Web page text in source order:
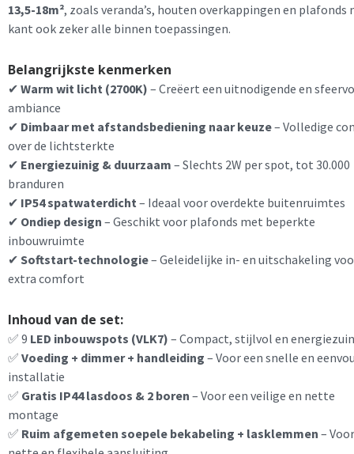
13,5-18m², zoals veranda’s, houten overkappingen en plafonds
kant ook zeker alle binnen toepassingen.
Belangrijkste kenmerken
✔ Warm wit licht (2700K) – Creëert een uitnodigende en
ambiance
✔ Dimbaar met afstandsbediening naar keuze– Volledige
over de lichtsterkte
✔ Energiezuinig & duurzaam – Slechts 2W per spot, tot 30.000
branduren
✔ IP54 spatwaterdicht – Ideaal voor overdekte buitenruimtes
✔ Ondiep design – Geschikt voor plafonds met beperkte
inbouwruimte
✔ Softstart-technologie– Geleidelijke in- en uitschakeling
extra comfort
Inhoud van de set:
✅ 9 LED inbouwspots (VLK7) – Compact, stijlvol en
✅ Voeding + dimmer + handleiding – Voor een snelle en
installatie
✅ Gratis IP44 lasdoos & 2 boren – Voor een veilige en nette
montage
✅ Ruim afgemeten soepele bekabeling + lasklemmen –